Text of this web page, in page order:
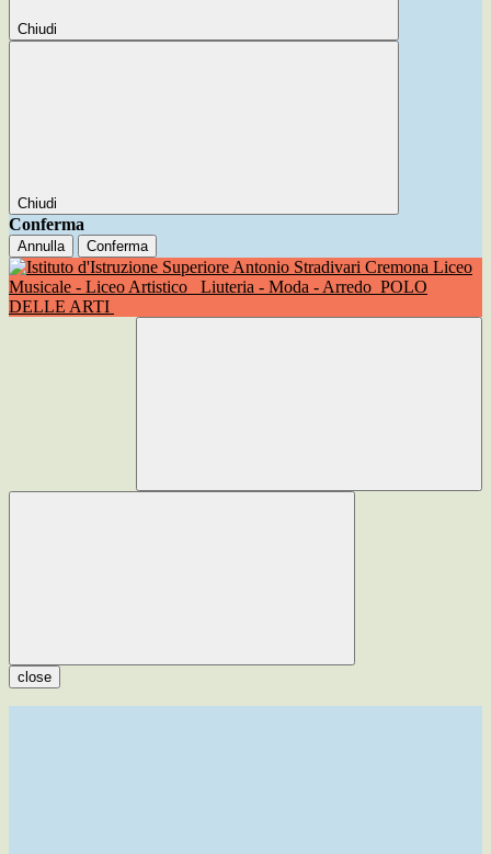
Chiudi
Chiudi
Conferma
Annulla Conferma
Liceo
Musicale - Liceo Artistico
Liuteria - Moda - Arredo POLO
DELLE ARTI
close